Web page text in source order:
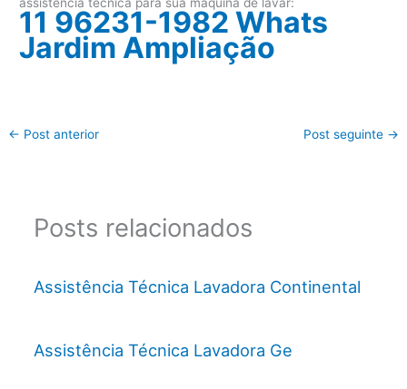
11 96231-1982 Whats
Jardim Ampliação
← Post anterior Post seguinte →
Posts relacionados
Assistência Técnica Lavadora Continental
Assistência Técnica Lavadora Ge